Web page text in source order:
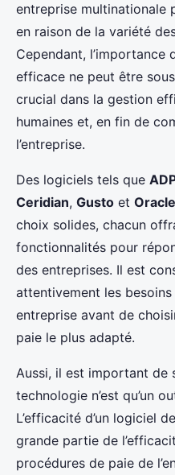
entreprise multinationale
en raison de la variété
Cependant, l’importance
efficace ne peut être
crucial dans la gestion
humaines et, en fin de
l’entreprise.
Des logiciels tels que
Ceridian, Gusto et
choix solides, chacun
fonctionnalités pour
des entreprises. Il est
attentivement les
entreprise avant de
paie le plus adapté.
Aussi, il est important de
technologie n’est qu’un
L’efficacité d’un logiciel
grande partie de
procédures de paie de